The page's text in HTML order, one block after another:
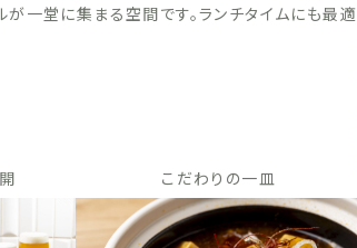
が一堂に集まる空間です。ランチタイムにも最適
こだわりの一皿